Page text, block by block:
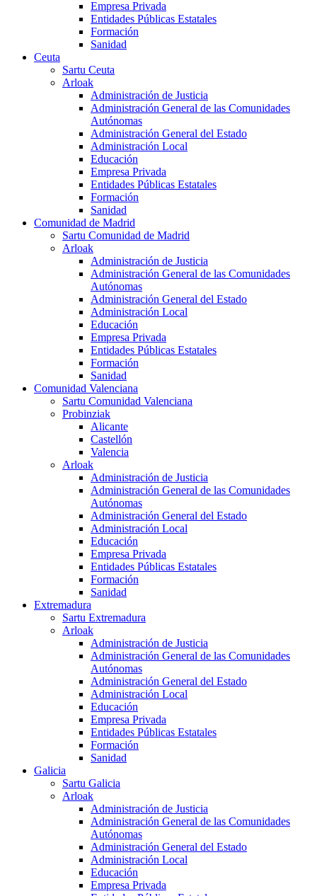
Empresa Privada
Entidades Públicas Estatales
Formación
Sanidad
Ceuta
Sartu Ceuta
Arloak
Administración de Justicia
Administración General de las Comunidades
Autónomas
Administración General del Estado
Administración Local
Educación
Empresa Privada
Entidades Públicas Estatales
Formación
Sanidad
Comunidad de Madrid
Sartu Comunidad de Madrid
Arloak
Administración de Justicia
Administración General de las Comunidades
Autónomas
Administración General del Estado
Administración Local
Educación
Empresa Privada
Entidades Públicas Estatales
Formación
Sanidad
Comunidad Valenciana
Sartu Comunidad Valenciana
Probinziak
Alicante
Castellón
Valencia
Arloak
Administración de Justicia
Administración General de las Comunidades
Autónomas
Administración General del Estado
Administración Local
Educación
Empresa Privada
Entidades Públicas Estatales
Formación
Sanidad
Extremadura
Sartu Extremadura
Arloak
Administración de Justicia
Administración General de las Comunidades
Autónomas
Administración General del Estado
Administración Local
Educación
Empresa Privada
Entidades Públicas Estatales
Formación
Sanidad
Galicia
Sartu Galicia
Arloak
Administración de Justicia
Administración General de las Comunidades
Autónomas
Administración General del Estado
Administración Local
Educación
Empresa Privada